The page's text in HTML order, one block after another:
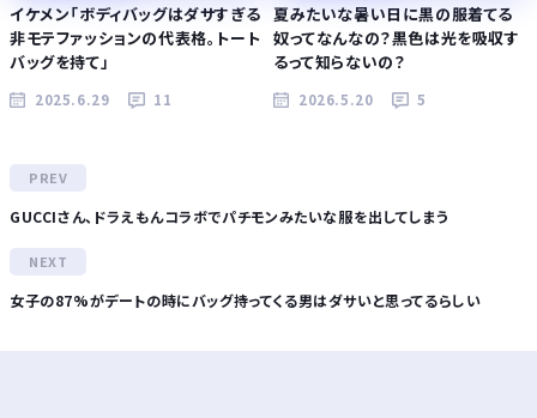
イケメン「ボディバッグはダサすぎる
非モテファッションの代表格。トート
バッグを持て」
2025.6.29 11
夏みたいな暑い日に黒の服着てる
奴ってなんなの？黒色は光を吸収す
るって知らないの？
2026.5.20 5
GUCCIさん、ドラえもんコラボでパチモンみたいな服を出してしまう
女子の87%がデートの時にバッグ持ってくる男はダサいと思ってるらしい